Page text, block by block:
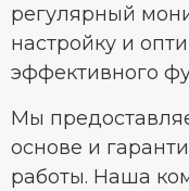
регулярный
настройку и
эффективного
Мы
основе и
работы. Наша